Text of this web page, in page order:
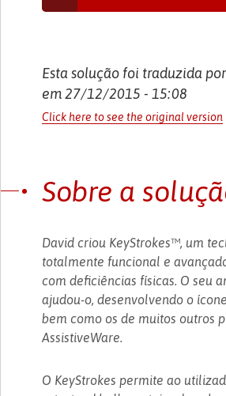
Esta solução foi traduzida
em 27/12/2015 - 15:08
Click here to see the original version
Sobre a
David criou KeyStrokes™, um
totalmente funcional e
com deficiências físicas. O seu
ajudou-o, desenvolvendo o
bem como os de muitos outros
AssistiveWare.
O KeyStrokes permite ao